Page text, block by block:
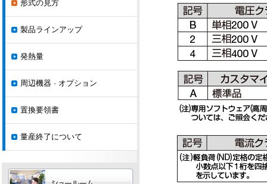
形式の見方
製品ラインアップ
発熱量
周辺機器 · オプション
置換要領書
量産終了について